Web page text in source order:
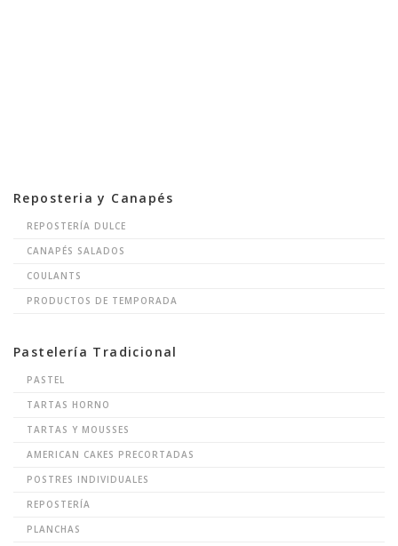
Reposteria y Canapés
REPOSTERÍA DULCE
CANAPÉS SALADOS
COULANTS
PRODUCTOS DE TEMPORADA
Pastelería Tradicional
PASTEL
TARTAS HORNO
TARTAS Y MOUSSES
AMERICAN CAKES PRECORTADAS
POSTRES INDIVIDUALES
REPOSTERÍA
PLANCHAS